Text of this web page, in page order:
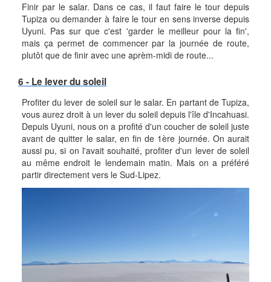
Finir par le salar. Dans ce cas, il faut faire le tour depuis
Tupiza ou demander à faire le tour en sens inverse depuis
Uyuni. Pas sur que c'est 'garder le meilleur pour la fin',
mais ça permet de commencer par la journée de route,
plutôt que de finir avec une aprèm-midi de route...
6 - Le lever du soleil
Profiter du lever de soleil sur le salar. En partant de Tupiza,
vous aurez droit à un lever du soleil depuis l'île d'Incahuasi.
Depuis Uyuni, nous on a profité d'un coucher de soleil juste
avant de quitter le salar, en fin de 1ère journée. On aurait
aussi pu, si on l'avait souhaité, profiter d'un lever de soleil
au même endroit le lendemain matin. Mais on a préféré
partir directement vers le Sud-Lipez.